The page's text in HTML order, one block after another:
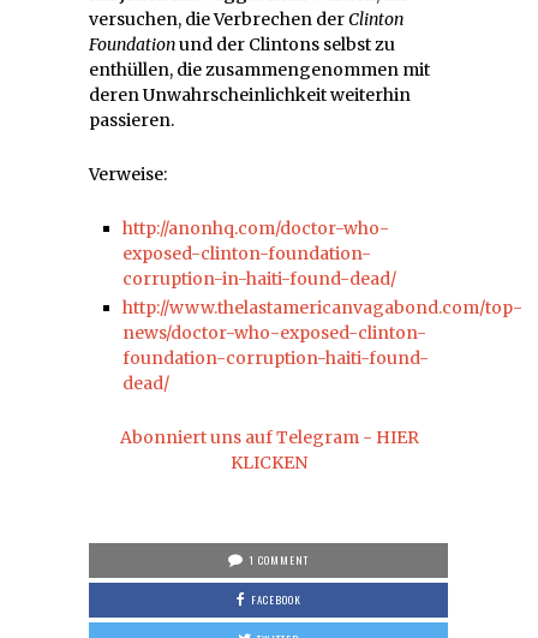
versuchen, die Verbrechen derClinton
Foundationund der Clintons selbst zu
enthüllen, die zusammengenommen mit
deren Unwahrscheinlichkeit weiterhin
passieren.
Verweise:
http://anonhq.com/doctor-who-
exposed-clinton-foundation-
corruption-in-haiti-found-dead/
http://www.thelastamericanvagabond.com/top-
news/doctor-who-exposed-clinton-
foundation-corruption-haiti-found-
dead/
Abonniert uns auf Telegram - HIER
KLICKEN
1 COMMENT
FACEBOOK